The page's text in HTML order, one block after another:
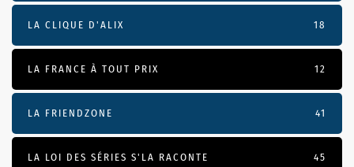
LA CLIQUE D'ALIX 18
LA FRANCE À TOUT PRIX 12
LA FRIENDZONE 41
LA LOI DES SÉRIES S'LA RACONTE 45